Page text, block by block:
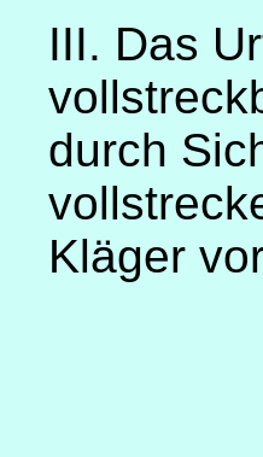
III. Das
durch
Kläger